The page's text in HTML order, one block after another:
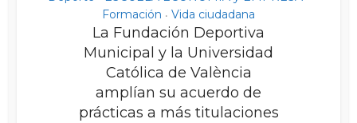
Formación • Vida ciudadana
La Fundación Deportiva
Municipal y la Universidad
Católica de València
amplían su acuerdo de
prácticas a más titulaciones